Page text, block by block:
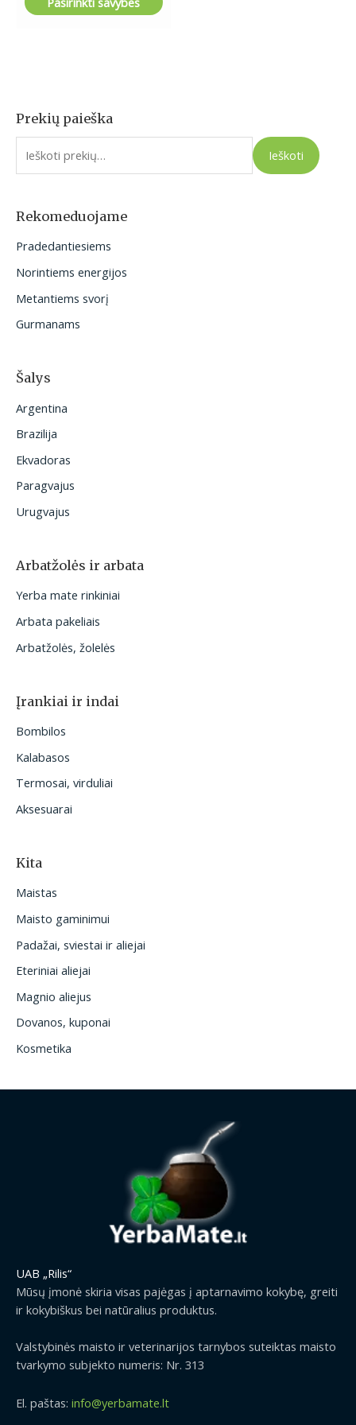
Prekių paieška
I
e
o
:
Ieškoti
Rekomeduojame
Pradedantiesiems
Norintiems energijos
Metantiems svorį
Gurmanams
Šalys
Argentina
Brazilija
Ekvadoras
Paragvajus
Urugvajus
Arbatžolės ir arbata
Yerba mate rinkiniai
Arbata pakeliais
Arbatžolės, žolelės
Įrankiai ir indai
Bombilos
Kalabasos
Termosai, virduliai
Aksesuarai
Kita
Maistas
Maisto gaminimui
Padažai, sviestai ir aliejai
Eteriniai aliejai
Magnio aliejus
Dovanos, kuponai
Kosmetika
UAB „Rilis“
Mūsų įmonė skiria visas pajėgas į aptarnavimo kokybę, greiti
ir kokybiškus bei natūralius produktus.
Valstybinės maisto ir veterinarijos tarnybos suteiktas maisto
tvarkymo subjekto numeris: Nr. 313
El. paštas: info@yerbamate.lt